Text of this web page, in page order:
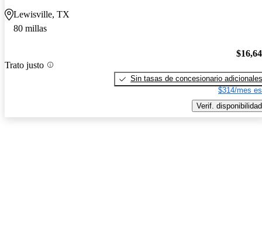
Lewisville, TX
80 millas
Trato justo
Sin tasas de concesionario adicionales
$314/mes
Verif. disponibilidad